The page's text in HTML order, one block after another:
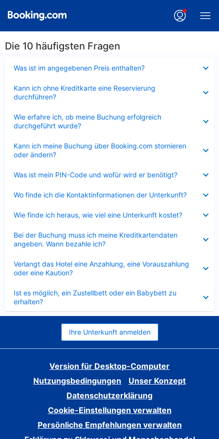
Die 10 häufigsten Fragen
Was ist im angegebenen Preis enthalten?
Kann ich ohne Kreditkarte eine Reservierung
durchführen?
Wie erfahre ich, ob meine Buchung erfolgreich
durchgeführt wurde?
Kann ich meine Buchung über Booking.com stornieren
oder ändern?
Was ist mein PIN-Code und wofür wird er benötigt?
Wo finde ich die Kontaktinformationen der Unterkunft?
Wie finde ich heraus, wie viel eine Unterkunft kostet?
Bei der Buchung muss ich meine Kreditkartendaten
angeben. Wann bezahle ich?
Verlangt das Hotel eine Anzahlung, eine Vorauszahlung
oder eine Kaution?
Ist es möglich, ein Zustellbett oder ein Babybett zu
erhalten?
Ihre Unterkunft anmelden
Version für Desktop-Computer
Nutzungsbedingungen
Unser Konzept
Datenschutzerklärung
Cookie-Einstellungen verwalten
Persönliche Empfehlungen verwalten